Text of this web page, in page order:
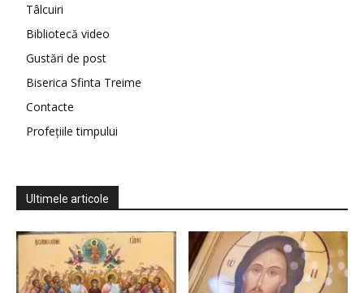
Tâlcuiri
Bibliotecă video
Gustări de post
Biserica Sfinta Treime
Contacte
Profețiile timpului
Ultimele articole